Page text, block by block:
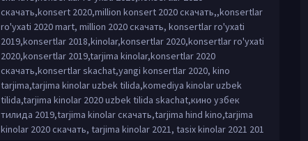
скачать,konsert 2020,million konsert 2020 скачать,,konsertlar
ro'yxati 2020 mart, million 2020 скачать, konsertlar ro'yxati
2019,konsertlar 2018,kinolar,konsertlar 2020,konsertlar ro'yxati
2020,konsertlar 2019,tarjima kinolar,konsertlar 2020
скачать,konsertlar skachat,yangi konsertlar 2020, kino
tarjima,tarjima kinolar uzbek tilida,komediya kinolar uzbek
tilida,tarjima kinolar 2020 uzbek tilida skachat,кино узбек
тилида 2019,tarjima kinolar скачать,tarjima hind kino,tarjima
kinolar 2020 скачать, tarjima kinolar 2021, tasix kinolar 2021 201